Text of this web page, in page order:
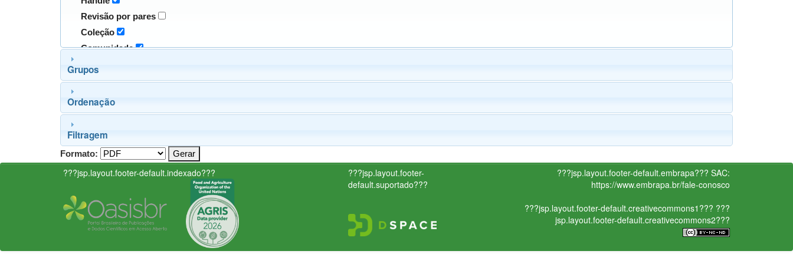
Revisão por pares
Coleção
Comunidade
Grupos
Ordenação
Filtragem
Formato:
???jsp.layout.footer-default.indexado???
???jsp.layout.footer-
default.suportado???
???jsp.layout.footer-default.embrapa??? SAC:
https://www.embrapa.br/fale-conosco
???jsp.layout.footer-default.creativecommons1??? ???
jsp.layout.footer-default.creativecommons2???